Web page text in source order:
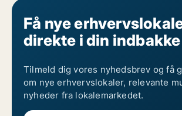
Erhvervslokaler til leje i Nibe
Erhvervslokaler til leje i Nørresundby
Erhvervslokaler til leje i Storvorde
Erhvervslokaler til leje i Svenstrup J
Erhvervslokaler til leje i Aalborg Centrum
Erhvervslokaler til leje i Aalborg SØ
Erhvervslokaler til leje i Aalborg Øst
Få nye
direkte i din indbakke
Tilmeld dig vores nyhedsbrev og få
om nye erhvervslokaler, relevante
nyheder fra lokalemarkedet.